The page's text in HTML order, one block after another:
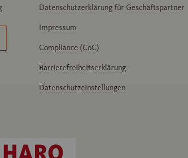
Datenschutzerklärung für Geschäftspartner
Impressum
Compliance (CoC)
Barrierefreiheitserklärung
Datenschutzeinstellungen